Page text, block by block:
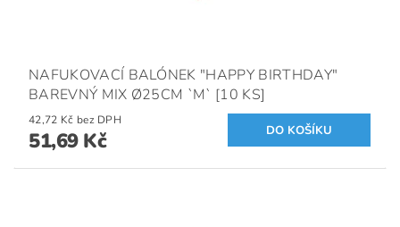
NAFUKOVACÍ BALÓNEK "HAPPY BIRTHDAY"
BAREVNÝ MIX Ø25CM `M` [10 KS]
42,72 Kč bez DPH
51,69 Kč